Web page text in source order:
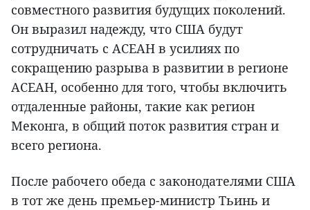
совместного развития будущих поколений.
Он выразил надежду, что США будут
сотрудничать с АСЕАН в усилиях по
сокращению разрыва в развитии в регионе
АСЕАН, особенно для того, чтобы включить
отдаленные районы, такие как регион
Меконга, в общий поток развития стран и
всего региона.
После рабочего обеда с законодателями США
в тот же день премьер-министр Тьинь и